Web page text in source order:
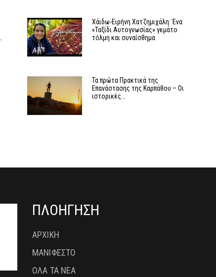
Χάιδω-Ειρήνη Χατζημιχάλη: Ένα
«Ταξίδι Αυτογνωσίας» γεμάτο
τόλμη και συναίσθημα
Τα πρώτα Πρακτικά της
Επανάστασης της Καρπάθου – Οι
ιστορικές…
ΠΛΟΗΓΗΣΗ
ΑΡΧΙΚΗ
ΜΑΝΙΦΕΣΤΟ
ΟΛΑ ΤΑ ΝΕΑ